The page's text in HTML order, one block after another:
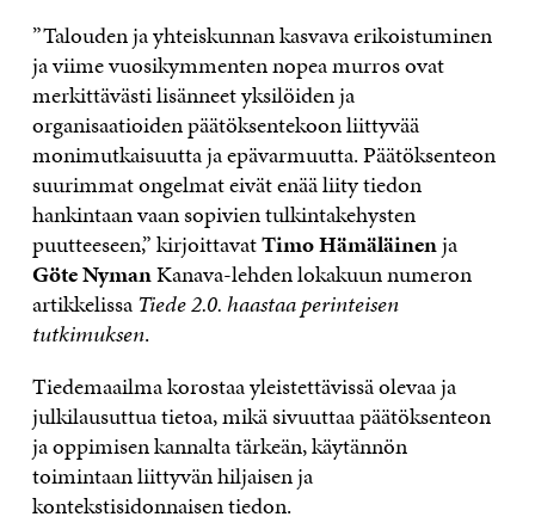
”Talouden ja yhteiskunnan kasvava erikoistuminen
ja viime vuosikymmenten nopea murros ovat
merkittävästi lisänneet yksilöiden ja
organisaatioiden päätöksentekoon liittyvää
monimutkaisuutta ja epävarmuutta. Päätöksenteon
suurimmat ongelmat eivät enää liity tiedon
hankintaan vaan sopivien tulkintakehysten
puutteeseen,” kirjoittavatTimo Hämäläinenja
Göte NymanKanava-lehden lokakuun numeron
artikkelissaTiede 2.0. haastaa perinteisen
tutkimuksen.
Tiedemaailma korostaa yleistettävis­sä olevaa ja
julkilausuttua tietoa, mikä sivuut­taa päätöksenteon
ja oppimisen kannalta tär­keän, käytännön
toimintaan liittyvän hiljaisen ja
kontekstisidonnaisen tiedon.